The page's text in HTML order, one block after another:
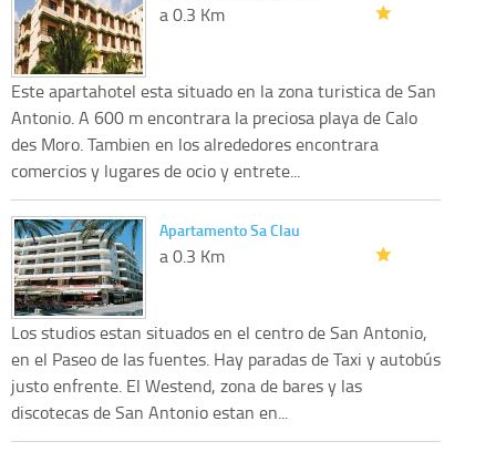
a 0.3 Km
Este apartahotel esta situado en la zona turistica de San
Antonio. A 600 m encontrara la preciosa playa de Calo
des Moro. Tambien en los alrededores encontrara
comercios y lugares de ocio y entrete...
Apartamento Sa Clau
a 0.3 Km
Los studios estan situados en el centro de San Antonio,
en el Paseo de las fuentes. Hay paradas de Taxi y autobús
justo enfrente. El Westend, zona de bares y las
discotecas de San Antonio estan en...